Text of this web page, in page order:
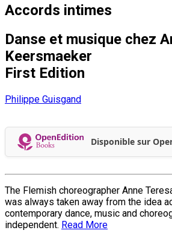
Accords intimes
Danse et musique chez
Keersmaeker
First Edition
Philippe Guisgand
Disponible sur
The Flemish choreographer Anne
was always taken away from the idea
contemporary dance, music and
independent. Read More